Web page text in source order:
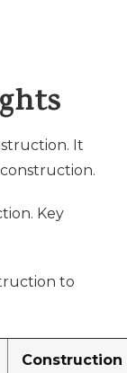
It
Key
to
Construction